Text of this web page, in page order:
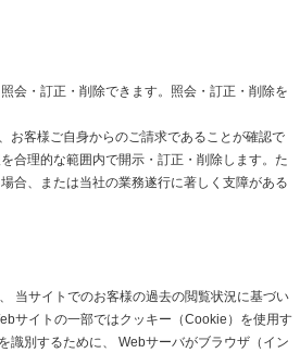
会・訂正・削除できます。照会・訂正・削除を
お客様ご自身からのご請求であることが確認で
合理的な範囲内で開示・訂正・削除します。た
合、または当社の業務遂行に著しく支障がある
当サイトでのお客様の過去の閲覧状況に基づい
サイトの一部ではクッキー（Cookie）を使用す
識別するために、 Webサーバがブラウザ（イン